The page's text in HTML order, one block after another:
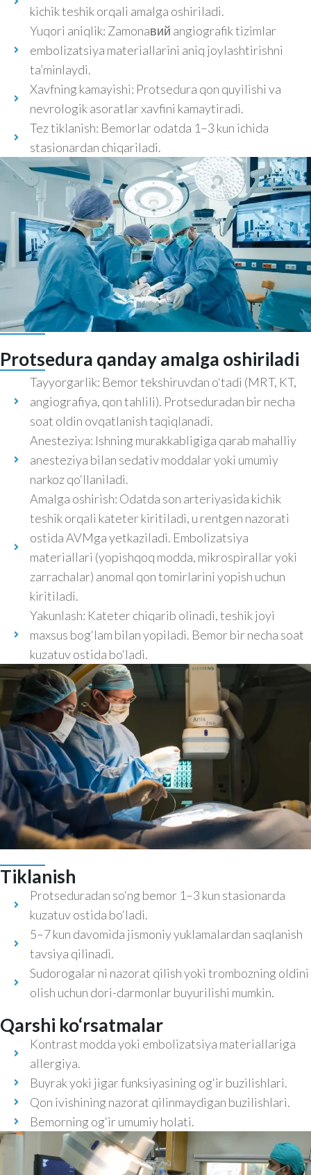
kichik teshik orqali amalga oshiriladi.
Yuqori aniqlik: Zamonaвий angiografik tizimlar
embolizatsiya materiallarini aniq joylashtirishni
ta’minlaydi.
Xavfning kamayishi: Protsedura qon quyilishi va
nevrologik asoratlar xavfini kamaytiradi.
Tez tiklanish: Bemorlar odatda 1–3 kun ichida
stasionardan chiqariladi.
Protsedura qanday amalga oshiriladi
Tayyorgarlik: Bemor tekshiruvdan o‘tadi (MRT, KT,
angiografiya, qon tahlili). Protseduradan bir necha
soat oldin ovqatlanish taqiqlanadi.
Anesteziya: Ishning murakkabligiga qarab mahalliy
anesteziya bilan sedativ moddalar yoki umumiy
narkoz qo‘llaniladi.
Amalga oshirish: Odatda son arteriyasida kichik
teshik orqali kateter kiritiladi, u rentgen nazorati
ostida AVMga yetkaziladi. Embolizatsiya
materiallari (yopishqoq modda, mikrospirallar yoki
zarrachalar) anomal qon tomirlarini yopish uchun
kiritiladi.
Yakunlash: Kateter chiqarib olinadi, teshik joyi
maxsus bog‘lam bilan yopiladi. Bemor bir necha soat
kuzatuv ostida bo‘ladi.
Tiklanish
Protseduradan so‘ng bemor 1–3 kun stasionarda
kuzatuv ostida bo‘ladi.
5–7 kun davomida jismoniy yuklamalardan saqlanish
tavsiya qilinadi.
Sudorogalar ni nazorat qilish yoki trombozning oldini
olish uchun dori-darmonlar buyurilishi mumkin.
Qarshi ko‘rsatmalar
Kontrast modda yoki embolizatsiya materiallariga
allergiya.
Buyrak yoki jigar funksiyasining og‘ir buzilishlari.
Qon ivishining nazorat qilinmaydigan buzilishlari.
Bemorning og‘ir umumiy holati.